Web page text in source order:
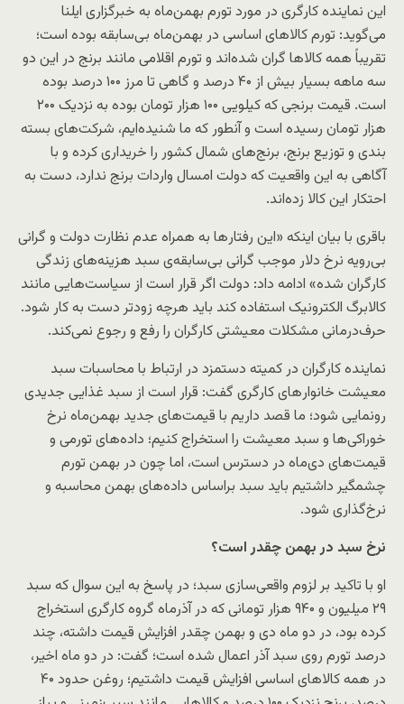
این نماینده کارگری در مورد تورم بهمن‌ماه به خبرگزاری ایلنا
می‌گوید: تورم کالا‌های اساسی در بهمن‌ماه بی‌سابقه بوده است؛
تقریباً همه کالا‌ها گران شده‌اند و تورم اقلامی مانند برنج در این دو
سه ماهه بسیار بیش از ۴۰ درصد و گاهی تا مرز ۱۰۰ درصد بوده
است. قیمت برنجی که کیلویی ۱۰۰ هزار تومان بوده به نزدیک ۲۰۰
هزار تومان رسیده است و آنطور که ما شنیده‌ایم، شرکت‌های بسته
بندی و توزیع برنج، برنج‌های شمال کشور را خریداری کرده و با
آگاهی به این واقعیت که دولت امسال واردات برنج ندارد، دست به
احتکار این کالا زده‌اند.
باقری با بیان اینکه «این رفتار‌ها به همراه عدم نظارت دولت و گرانی
بی‌رویه نرخ دلار موجب گرانی بی‌سابقه‌ی سبد هزینه‌های زندگی
کارگران شده» ادامه داد: دولت اگر قرار است از سیاست‌هایی مانند
کالابرگ الکترونیک استفاده کند باید هرچه زودتر دست به کار شود.
حرف‌درمانی مشکلات معیشتی کارگران را رفع و رجوع نمی‌کند.
نماینده کارگران در کمیته دستمزد در ارتباط با محاسبات سبد
معیشت خانوار‌های کارگری گفت: قرار است از سبد غذایی جدیدی
رونمایی شود؛ ما قصد داریم با قیمت‌های جدید بهمن‌ماه نرخ
خوراکی‌ها و سبد معیشت را استخراج کنیم؛ داده‌های تورمی و
قیمت‌های دی‌ماه در دسترس است، اما چون در بهمن تورم
چشمگیر داشتیم باید سبد براساس داده‌های بهمن محاسبه و
نرخ‌گذاری شود.
نرخ سبد در بهمن چقدر است؟
او با تاکید بر لزوم واقعی‌سازی سبد؛ در پاسخ به این سوال که سبد
۲۹ میلیون و ۹۴۰ هزار تومانی که در آذرماه گروه کارگری استخراج
کرده بود، در دو ماه دی و بهمن چقدر افزایش قیمت داشته، چند
درصد تورم روی سبد آذر اعمال شده است؛ گفت: در دو ماه اخیر،
در همه کالا‌های اساسی افزایش قیمت داشتیم؛ روغن حدود ۴۰